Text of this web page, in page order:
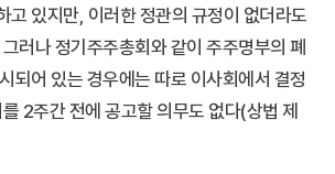
고 있지만, 이러한 정관의 규정이 없더라도
러나 정기주주총회와 같이 주주명부의 폐
되어 있는 경우에는 따로 이사회에서 결정
2주간 전에 공고할 의무도 없다(상법 제